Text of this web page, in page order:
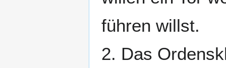
führen willst.
2. Das